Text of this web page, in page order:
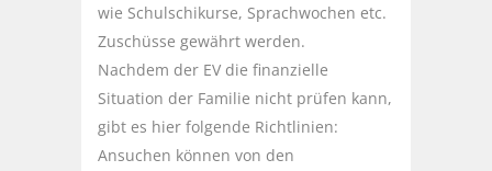
wie Schulschikurse, Sprachwochen etc.
Zuschüsse gewährt werden.
Nachdem der EV die finanzielle
Situation der Familie nicht prüfen kann,
gibt es hier folgende Richtlinien:
Ansuchen können von den